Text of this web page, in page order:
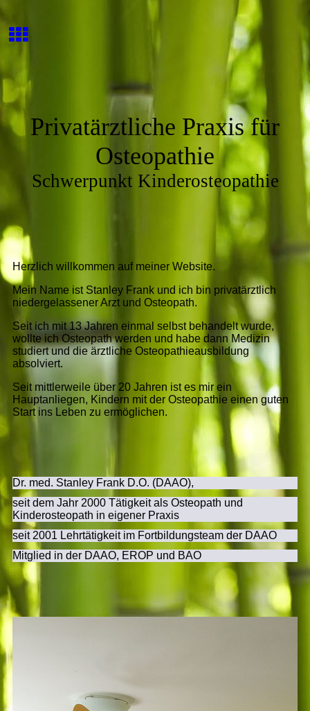
Privatärztliche Praxis für
Osteopathie
Schwerpunkt Kinderosteopathie
Herzlich willkommen auf meiner Website.
Mein Name ist Stanley Frank und ich bin privatärztlich
niedergelassener Arzt und Osteopath.
Seit ich mit 13 Jahren einmal selbst behandelt wurde,
wollte ich Osteopath werden und habe dann Medizin
studiert und die ärztliche Osteopathieausbildung
absolviert.
Seit mittlerweile über 20 Jahren ist es mir ein
Hauptanliegen, Kindern mit der Osteopathie einen guten
Start ins Leben zu ermöglichen.
Dr. med. Stanley Frank D.O. (DAAO),
seit dem Jahr 2000 Tätigkeit als Osteopath und
Kinderosteopath in eigener Praxis
seit 2001 Lehrtätigkeit im Fortbildungsteam der DAAO
Mitglied in der DAAO, EROP und BAO